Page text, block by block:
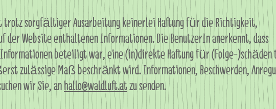
trotz sorgfältiger Ausarbeitung keinerlei Haftung für die Richtigkeit,
Website enthaltenen Informationen. Die BenutzerIn anerkennt, dass
Informationen beteiligt war, eine (in)direkte Haftung für (Folge-
zulässige Maß beschränkt wird. Informationen, Beschwerden,
wir Sie, anhallo@waldluft.atzu senden.